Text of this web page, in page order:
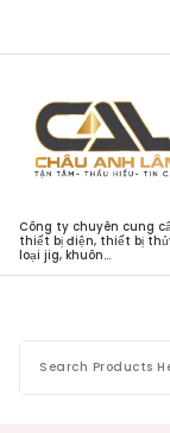
Công ty chuyên cung
thiết bị điện, thiết bị
loại jig, khuôn...